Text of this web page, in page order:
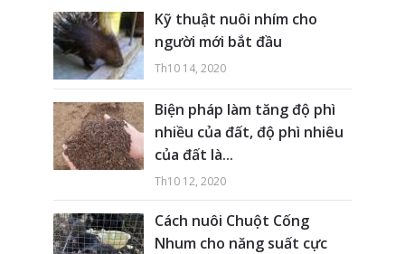
Kỹ thuật nuôi nhím cho
người mới bắt đầu
Th10 14, 2020
Biện pháp làm tăng độ phì
nhiều của đất, độ phì nhiêu
của đất là...
Th10 12, 2020
Cách nuôi Chuột Cống
Nhum cho năng suất cực